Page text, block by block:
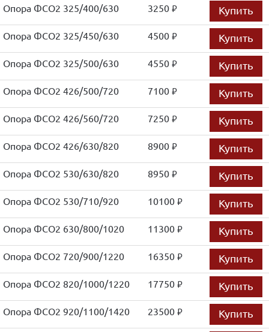
Опора ФСО2 325/400/630 3250 руб. Купить
Опора ФСО2 325/450/630 4500 руб. Купить
Опора ФСО2 325/500/630 4550 руб. Купить
Опора ФСО2 426/500/720 7100 руб. Купить
Опора ФСО2 426/560/720 7250 руб. Купить
Опора ФСО2 426/630/820 8900 руб. Купить
Опора ФСО2 530/630/820 8950 руб. Купить
Опора ФСО2 530/710/920 10100 руб. Купить
Опора ФСО2 630/800/1020 11300 руб. Купить
Опора ФСО2 720/900/1220 16350 руб. Купить
Опора ФСО2 820/1000/1220 17750 руб. Купить
Опора ФСО2 920/1100/1420 23500 руб. Купить